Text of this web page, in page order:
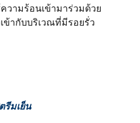
วามร้อนเข้ามาร่วมด้วย
ข้ากับบริเวณที่มีรอยรั่ว
รีมเย็น